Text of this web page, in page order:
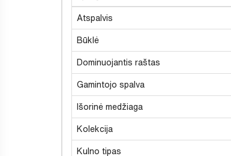
Atspalvis
Būklė
Dominuojantis raštas
Gamintojo spalva
Išorinė medžiaga
Kolekcija
Kulno tipas